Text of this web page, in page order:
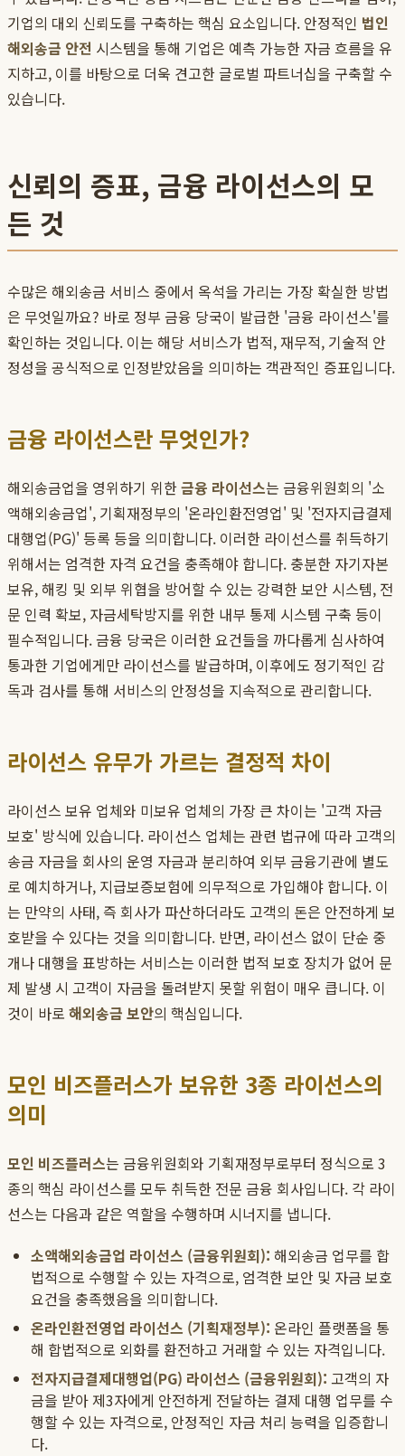
기업의 대외 신뢰도를 구축하는 핵심 요소입니다. 안정적인 법인
해외송금 안전 시스템을 통해 기업은 예측 가능한 자금 흐름을 유
지하고, 이를 바탕으로 더욱 견고한 글로벌 파트너십을 구축할 수
있습니다.
신뢰의 증표, 금융 라이선스의 모
든 것
수많은 해외송금 서비스 중에서 옥석을 가리는 가장 확실한 방법
은 무엇일까요? 바로 정부 금융 당국이 발급한 '금융 라이선스'를
확인하는 것입니다. 이는 해당 서비스가 법적, 재무적, 기술적 안
정성을 공식적으로 인정받았음을 의미하는 객관적인 증표입니다.
금융 라이선스란 무엇인가?
해외송금업을 영위하기 위한금융 라이선스는 금융위원회의 '소
액해외송금업', 기획재정부의 '온라인환전영업' 및 '전자지급결제
대행업(PG)' 등록 등을 의미합니다. 이러한 라이선스를 취득하기
위해서는 엄격한 자격 요건을 충족해야 합니다. 충분한 자기자본
보유, 해킹 및 외부 위협을 방어할 수 있는 강력한 보안 시스템, 전
문 인력 확보, 자금세탁방지를 위한 내부 통제 시스템 구축 등이
필수적입니다. 금융 당국은 이러한 요건들을 까다롭게 심사하여
통과한 기업에게만 라이선스를 발급하며, 이후에도 정기적인 감
독과 검사를 통해 서비스의 안정성을 지속적으로 관리합니다.
라이선스 유무가 가르는 결정적 차이
라이선스 보유 업체와 미보유 업체의 가장 큰 차이는 '고객 자금
보호' 방식에 있습니다. 라이선스 업체는 관련 법규에 따라 고객의
송금 자금을 회사의 운영 자금과 분리하여 외부 금융기관에 별도
로 예치하거나, 지급보증보험에 의무적으로 가입해야 합니다. 이
는 만약의 사태, 즉 회사가 파산하더라도 고객의 돈은 안전하게 보
호받을 수 있다는 것을 의미합니다. 반면, 라이선스 없이 단순 중
개나 대행을 표방하는 서비스는 이러한 법적 보호 장치가 없어 문
제 발생 시 고객이 자금을 돌려받지 못할 위험이 매우 큽니다. 이
것이 바로 해외송금 보안의 핵심입니다.
모인 비즈플러스가 보유한 3종 라이선스의
의미
모인 비즈플러스는 금융위원회와 기획재정부로부터 정식으로 3
종의 핵심 라이선스를 모두 취득한 전문 금융 회사입니다. 각 라이
선스는 다음과 같은 역할을 수행하며 시너지를 냅니다.
소액해외송금업 라이선스 (금융위원회): 해외송금 업무를 합
법적으로 수행할 수 있는 자격으로, 엄격한 보안 및 자금 보호
요건을 충족했음을 의미합니다.
온라인환전영업 라이선스 (기획재정부): 온라인 플랫폼을 통
해 합법적으로 외화를 환전하고 거래할 수 있는 자격입니다.
전자지급결제대행업(PG) 라이선스 (금융위원회): 고객의 자
금을 받아 제3자에게 안전하게 전달하는 결제 대행 업무를 수
행할 수 있는 자격으로, 안정적인 자금 처리 능력을 입증합니
다.